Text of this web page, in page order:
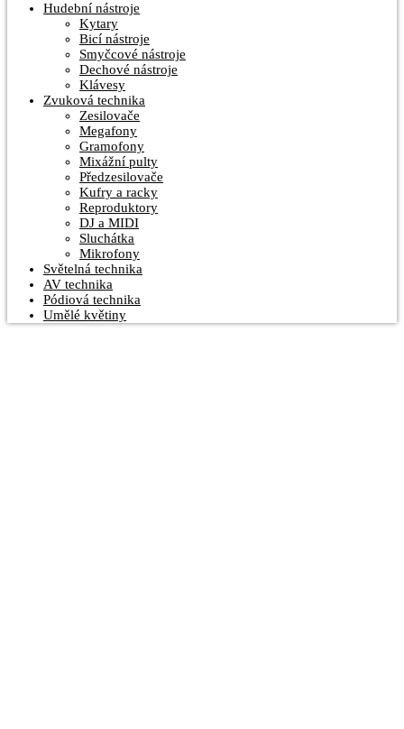
Hudební nástroje
Kytary
Bicí nástroje
Smyčcové nástroje
Dechové nástroje
Klávesy
Zvuková technika
Zesilovače
Megafony
Gramofony
Mixážní pulty
Předzesilovače
Kufry a racky
Reproduktory
DJ a MIDI
Sluchátka
Mikrofony
Světelná technika
AV technika
Pódiová technika
Umělé květiny